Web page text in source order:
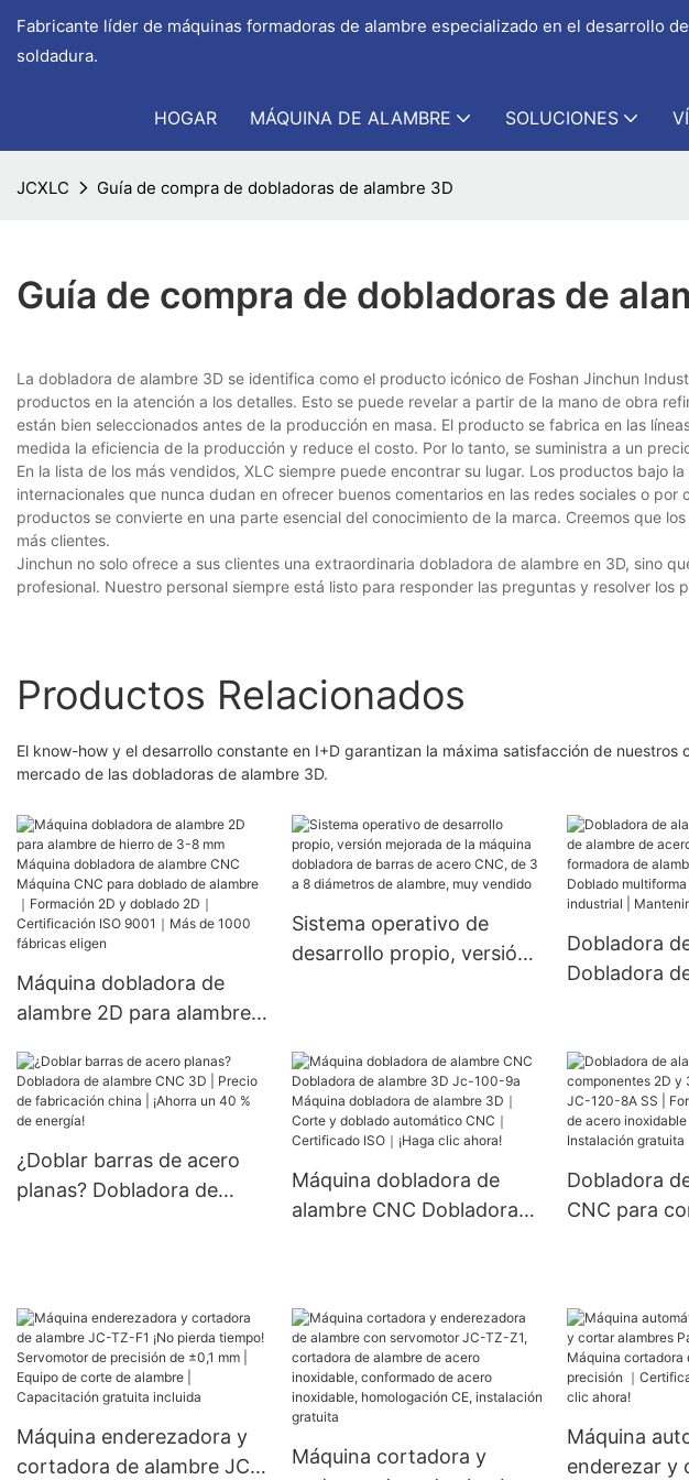
Fabricante líder de máquinas formadoras de alambre especializado en el desarrollo
soldadura.
HOGAR MÁQUINA DE ALAMBRE SOLUCIONES
JCXLC Guía de compra de dobladoras de alambre 3D
Guía de compra de dobladoras de
La dobladora de alambre 3D se identifica como el producto icónico de Foshan Jinchun
productos en la atención a los detalles. Esto se puede revelar a partir de la mano de obra
están bien seleccionados antes de la producción en masa. El producto se fabrica en las
medida la eficiencia de la producción y reduce el costo. Por lo tanto, se suministra a un
En la lista de los más vendidos, XLC siempre puede encontrar su lugar. Los productos bajo
internacionales que nunca dudan en ofrecer buenos comentarios en las redes sociales o
productos se convierte en una parte esencial del conocimiento de la marca. Creemos que
más clientes.
Jinchun no solo ofrece a sus clientes una extraordinaria dobladora de alambre en 3D, sino
profesional. Nuestro personal siempre está listo para responder las preguntas y resolver los
Productos Relacionados
El know-how y el desarrollo constante en I+D garantizan la máxima satisfacción de
mercado de las dobladoras de alambre 3D.
Máquina dobladora de
alambre 2D para alambre
Máquina dobladora de
alambre CNC Máquina
CNC para doblado de
alambre｜Formación 2D y
doblado 2D｜Certificación
Sistema operativo de
desarrollo propio, versión
diámetros de alambre,
muy vendido
Dobladora
Dobladora
multiforma |
industrial |
de por vida
¿Doblar barras de acero
planas? Dobladora de
energía!
Máquina dobladora de
alambre CNC Dobladora
doblado automático CNC
｜Certificado ISO｜¡Haga
clic ahora!
Dobladora
CNC para
inoxidable |
CE |
Máquina enderezadora y
cortadora de alambre JC-
Máquina cortadora y
Máquina
enderezar y